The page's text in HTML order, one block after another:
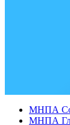
МНПА
МНПА